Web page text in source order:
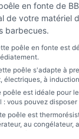
en fonte de
de votre matériel
barbecues.
poêle en fonte est
poêle s'adapte à
électriques, à
placée directement
poêle est idéale pour
: vous pouvez
Vos invités seront
poêle est
au congélateur,